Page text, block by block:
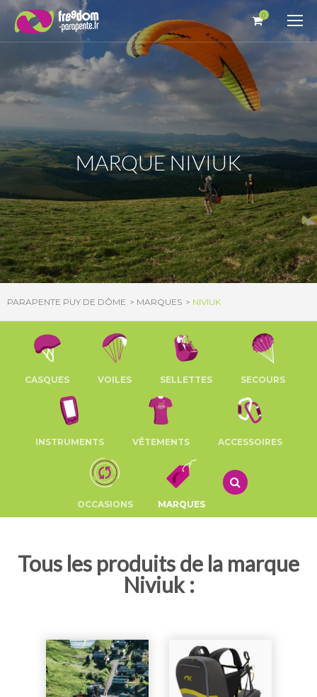
0
MARQUE NIVIUK
PARAPENTE PUY DE DÔME MARQUES NIVIUK
CASQUES VOILES SELLETTES SECOURS
INSTRUMENTS VÊTEMENTS ACCESSOIRES
OCCASIONS MARQUES
Tous les produits de la marque
Niviuk :
Panneau de gestion des cookies